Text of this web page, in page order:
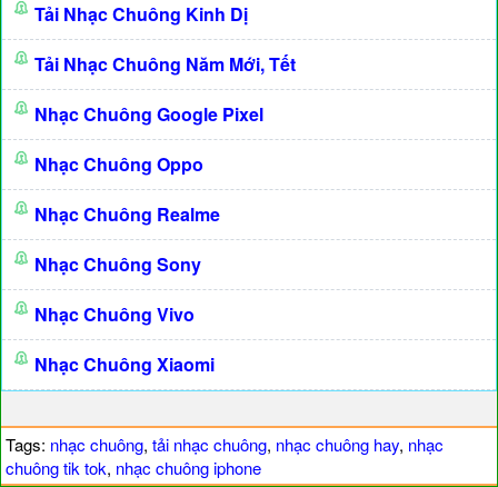
Tải Nhạc Chuông Kinh Dị
Tải Nhạc Chuông Năm Mới, Tết
Nhạc Chuông Google Pixel
Nhạc Chuông Oppo
Nhạc Chuông Realme
Nhạc Chuông Sony
Nhạc Chuông Vivo
Nhạc Chuông Xiaomi
Tags: nhạc chuông, tải nhạc chuông, nhạc chuông hay, nhạc
chuông tik tok, nhạc chuông iphone